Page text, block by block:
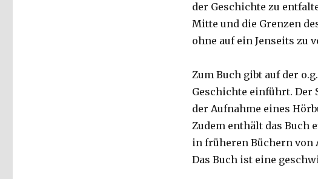
der Geschichte zu
Mitte und die Grenzen
ohne auf ein Jenseits zu
Zum Buch gibt auf der
Geschichte einführt. Der
der Aufnahme eines
Zudem enthält das
in früheren Büchern von
Das Buch ist eine